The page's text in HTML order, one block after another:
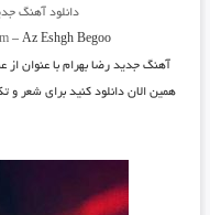
دانلود آهنگ
–Az Eshgh Begoo
آهنگ جدید رضا بهرامبا عنوان از
همین الان دانلود کنید برای شعر